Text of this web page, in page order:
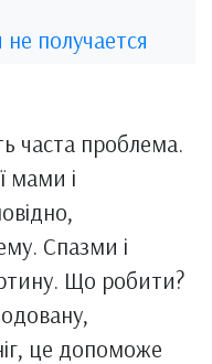
получается
часта проблема.
мами і
Спазми і
Що робити?
це допоможе